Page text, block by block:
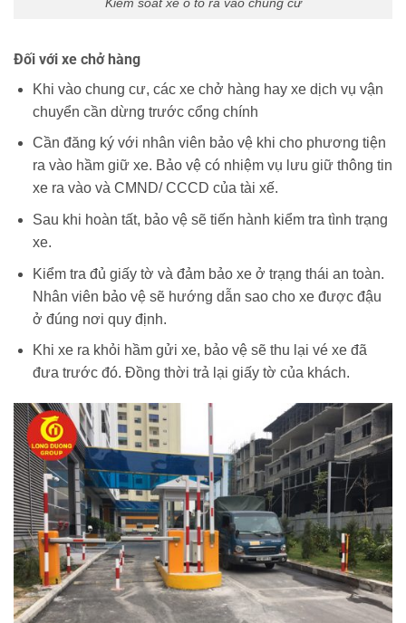
Đối với xe chở hàng
Khi vào chung cư, các xe chở hàng hay xe dịch vụ vận
chuyển cần dừng trước cổng chính
Cần đăng ký với nhân viên bảo vệ khi cho phương tiện
ra vào hầm giữ xe. Bảo vệ có nhiệm vụ lưu giữ thông tin
xe ra vào và CMND/ CCCD của tài xế.
Sau khi hoàn tất, bảo vệ sẽ tiến hành kiểm tra tình trạng
xe.
Kiểm tra đủ giấy tờ và đảm bảo xe ở trạng thái an toàn.
Nhân viên bảo vệ sẽ hướng dẫn sao cho xe được đậu
ở đúng nơi quy định.
Khi xe ra khỏi hầm gửi xe, bảo vệ sẽ thu lại vé xe đã
đưa trước đó. Đồng thời trả lại giấy tờ của khách.